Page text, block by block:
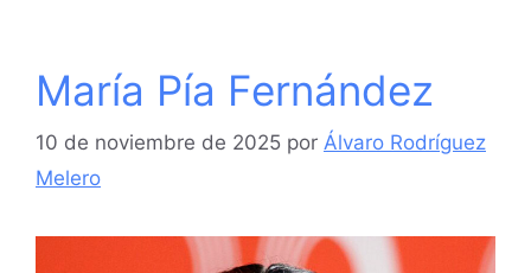
María Pía Fernández
10 de noviembre de 2025 por Álvaro Rodríguez
Melero